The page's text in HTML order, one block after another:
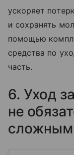
ускоряет
и сохранять
помощью
средства по
часть.
6. Уход
не
сложным